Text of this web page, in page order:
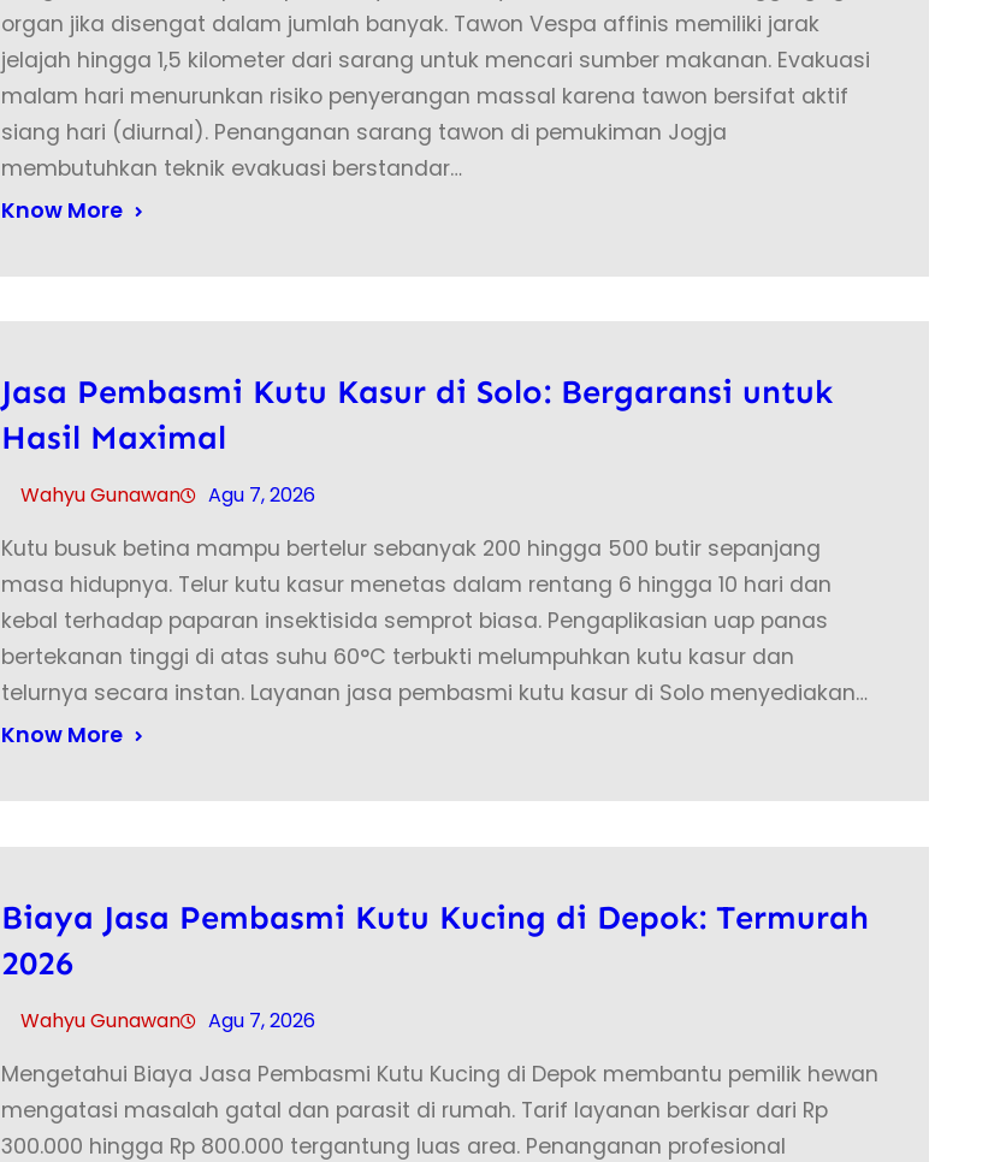
organ jika disengat dalam jumlah banyak. Tawon Vespa affinis memiliki jarak
jelajah hingga 1,5 kilometer dari sarang untuk mencari sumber makanan. Evakuasi
malam hari menurunkan risiko penyerangan massal karena tawon bersifat aktif
siang hari (diurnal). Penanganan sarang tawon di pemukiman Jogja
membutuhkan teknik evakuasi berstandar…
Know More
Jasa Pembasmi Kutu Kasur di Solo: Bergaransi untuk
Hasil Maximal
Wahyu Gunawan Agu 7, 2026
Kutu busuk betina mampu bertelur sebanyak 200 hingga 500 butir sepanjang
masa hidupnya. Telur kutu kasur menetas dalam rentang 6 hingga 10 hari dan
kebal terhadap paparan insektisida semprot biasa. Pengaplikasian uap panas
bertekanan tinggi di atas suhu 60°C terbukti melumpuhkan kutu kasur dan
telurnya secara instan. Layanan jasa pembasmi kutu kasur di Solo menyediakan…
Know More
Biaya Jasa Pembasmi Kutu Kucing di Depok: Termurah
2026
Wahyu Gunawan Agu 7, 2026
Mengetahui Biaya Jasa Pembasmi Kutu Kucing di Depok membantu pemilik hewan
mengatasi masalah gatal dan parasit di rumah. Tarif layanan berkisar dari Rp
300.000 hingga Rp 800.000 tergantung luas area. Penanganan profesional